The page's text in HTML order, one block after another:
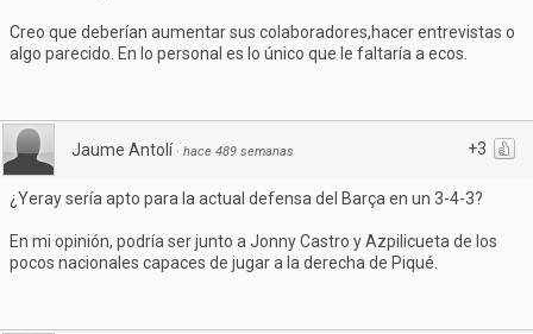
Creo que deberían aumentar sus colaboradores,hacer entrevistas o
algo parecido. En lo personal es lo único que le faltaría a ecos.
+3
Jaume Antolí · hace 489 semanas
¿Yeray sería apto para la actual defensa del Barça en un 3-4-3?
En mi opinión, podría ser junto a Jonny Castro y Azpilicueta de los
pocos nacionales capaces de jugar a la derecha de Piqué.